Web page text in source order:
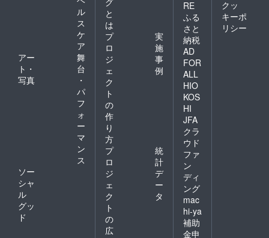
ル
ス
ケ
ア
アー
ト・
写真
舞
台
・
パ
フ
ォ
ー
マ
ン
ス
ソー
シャ
ル
グッ
ド
と
は
プ
ロ
ジ
ェ
ク
ト
の
作
り
方
実
施
事
例
プ
ロ
ジ
ェ
ク
ト
の
広
統
計
デ
ー
タ
RE
ふる
さと
納税
AD
FOR
ALL
HIO
KOS
HI
JFA
クラ
ウド
ファ
ン
ディ
ング
mac
hi-ya
補助
金申
クッ
キーポ
リシー